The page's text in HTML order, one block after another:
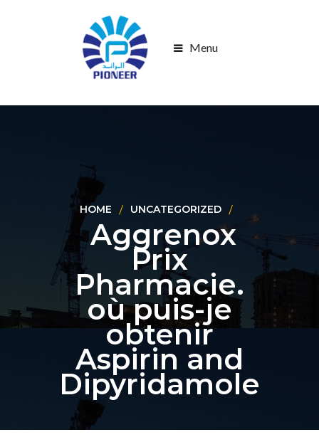
Menu
HOME UNCATEGORIZED
Aggrenox
Prix
Pharmacie.
où puis-je
obtenir
Aspirin and
Dipyridamole